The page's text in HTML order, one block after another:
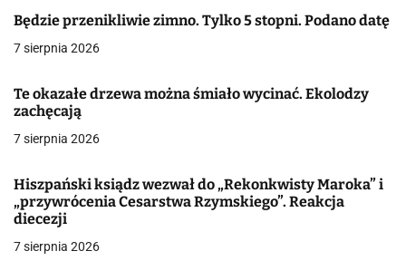
a
c
j
a
p
i
s
Będzie przenikliwie zimno. Tylko 5 stopni. Podano datę
7 sierpnia 2026
Te okazałe drzewa można śmiało wycinać. Ekolodzy
zachęcają
7 sierpnia 2026
Hiszpański ksiądz wezwał do „Rekonkwisty Maroka” i
„przywrócenia Cesarstwa Rzymskiego”. Reakcja
diecezji
7 sierpnia 2026